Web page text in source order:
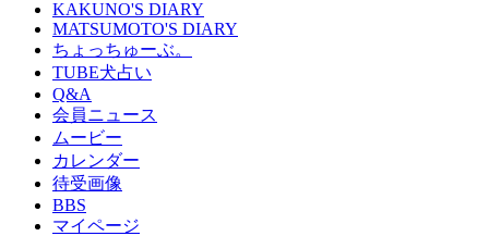
KAKUNO'S DIARY
MATSUMOTO'S DIARY
ちょっちゅーぶ。
TUBE犬占い
Q&A
会員ニュース
ムービー
カレンダー
待受画像
BBS
マイページ